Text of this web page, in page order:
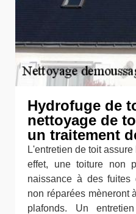
Hydrofuge de
nettoyage de
un traitement
L'entretien de toit
effet, une toiture non
naissance à des
non réparées mèneront
plafonds. Un